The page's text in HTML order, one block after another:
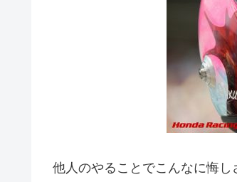
他人のやることでこんなに悔